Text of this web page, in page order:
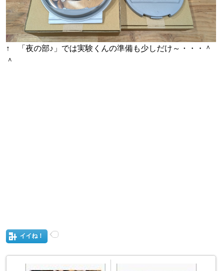
↑ 「夜の部♪」では実験くんの準備も少しだけ～・・・＾
＾
イイね！